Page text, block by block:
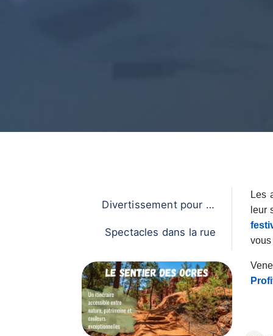
Divertissement pour to
Spectacles dans la rue
Les
leur
vous